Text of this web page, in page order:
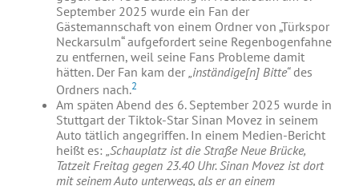
September 2025 wurde ein Fan der
Gästemannschaft von einem Ordner von „Türkspor
Neckarsulm“ aufgefordert seine Regenbogenfahne
zu entfernen, weil seine Fans Probleme damit
hätten. Der Fan kam der „inständige[n] Bitte“des
Ordners nach.2
Am späten Abend des 6. September 2025 wurde in
Stuttgart der Tiktok-Star Sinan Movez in seinem
Auto tätlich angegriffen. In einem Medien-Bericht
heißt es: „Schauplatz ist die Straße Neue Brücke,
Tatzeit Freitag gegen 23.40 Uhr. Sinan Movez ist dort
mit seinem Auto unterwegs, als er an einem